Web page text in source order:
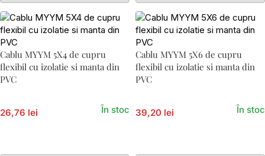
Cablu MYYM 5X4 de cupru
flexibil cu izolatie si manta din
PVC
26,76 lei În stoc
Cablu MYYM 5X6 de cupru
flexibil cu izolatie si manta din
PVC
39,20 lei În stoc